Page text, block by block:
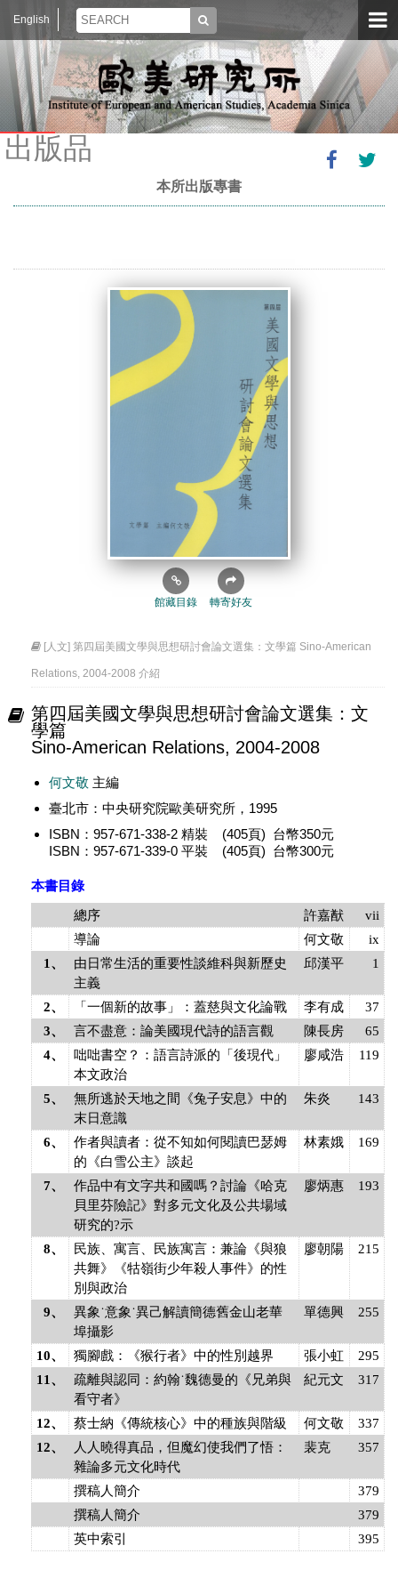
English
出版品
本所出版專書
館藏目錄 轉寄好友
[人文] 第四屆美國文學與思想研討會論文選集：文學篇 Sino-American
Relations, 2004-2008 介紹
第四屆美國文學與思想研討會論文選集：文
學篇
Sino-American Relations, 2004-2008
何文敬 主編
臺北市：中央研究院歐美研究所，1995
ISBN：957-671-338-2 精裝 (405頁) 台幣350元
ISBN：957-671-339-0 平裝 (405頁) 台幣300元
本書目錄
總序 許嘉猷
vii
導論
何文敬
ix
1、
由日常生活的重要性談維科與新歷史
主義
邱漢平 1
2、 「一個新的故事」：蓋慈與文化論戰 李有成
37
3、
言不盡意：論美國現代詩的語言觀 陳長房
65
4、
咄咄書空？：語言詩派的「後現代」
本文政治
廖咸浩 119
5、
無所逃於天地之間《兔子安息》中的
末日意識
朱炎 143
6、
作者與讀者：從不知如何閱讀巴瑟姆
的《白雪公主》談起
林素娥 169
7、
作品中有文字共和國嗎？討論《哈克
貝里芬險記》對多元文化及公共場域
研究的?示
廖炳惠 193
8、
民族、寓言、民族寓言：兼論《與狼
共舞》《牯嶺街少年殺人事件》的性
別與政治
廖朝陽 215
9、
異象˙意象˙異己解讀簡德舊金山老華
埠攝影
單德興 255
10、 獨腳戲：《猴行者》中的性別越界 張小虹
295
11、
疏離與認同：約翰˙魏德曼的《兄弟與
看守者》
紀元文 317
12、 蔡士納《傳統核心》中的種族與階級 何文敬
337
12、
人人曉得真品，但魔幻使我們了悟：
雜論多元文化時代
裴克 357
撰稿人簡介
379
撰稿人簡介
379
英中索引
395